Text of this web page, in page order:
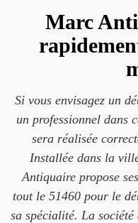
Marc
Si vous envisagez un
un professionnel dans
sera réalisée
Installée dans la
Antiquaire propose
tout le 51460 pour le
sa spécialité. La